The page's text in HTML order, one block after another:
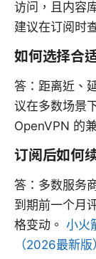
访问，且内容
建议在订阅时
如何选择合
答：距离近、
议在多数场景
OpenVPN 的
订阅后如何
答：多数服务
到期前一个月
格变动。 小火
（2026最新